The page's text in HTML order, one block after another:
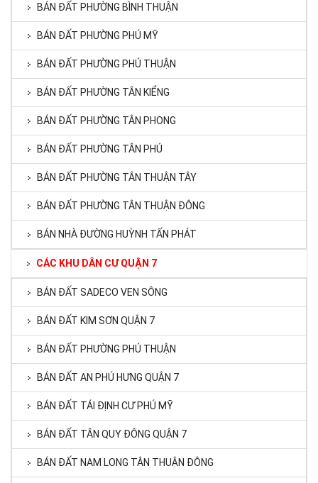
BÁN ĐẤT PHƯỜNG BÌNH THUẬN
BÁN ĐẤT PHƯỜNG PHÚ MỸ
BÁN ĐẤT PHƯỜNG PHÚ THUẬN
BÁN ĐẤT PHƯỜNG TÂN KIỂNG
BÁN ĐẤT PHƯỜNG TÂN PHONG
BÁN ĐẤT PHƯỜNG TÂN PHÚ
BÁN ĐẤT PHƯỜNG TÂN THUẬN TÂY
BÁN ĐẤT PHƯỜNG TÂN THUẬN ĐÔNG
BÁN NHÀ ĐƯỜNG HUỲNH TẤN PHÁT
CÁC KHU DÂN CƯ QUẬN 7
BÁN ĐẤT SADECO VEN SÔNG
BÁN ĐẤT KIM SƠN QUẬN 7
BÁN ĐẤT PHƯỜNG PHÚ THUẬN
BÁN ĐẤT AN PHÚ HƯNG QUẬN 7
BÁN ĐẤT TÁI ĐỊNH CƯ PHÚ MỸ
BÁN ĐẤT TÂN QUY ĐÔNG QUẬN 7
BÁN ĐẤT NAM LONG TÂN THUẬN ĐÔNG